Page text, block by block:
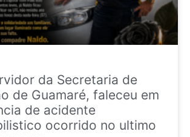
da Secretaria de
de Guamaré, faleceu em
de acidente
ocorrido no ultimo